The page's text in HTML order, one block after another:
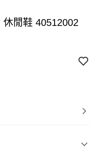
閒鞋 40512002